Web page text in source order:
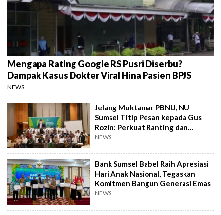
Mengapa Rating Google RS Pusri Diserbu?
Dampak Kasus Dokter Viral Hina Pasien BPJS
NEWS
Jelang Muktamar PBNU, NU
Sumsel Titip Pesan kepada Gus
Rozin: Perkuat Ranting dan
Pesantren
NEWS
Bank Sumsel Babel Raih Apresiasi
Hari Anak Nasional, Tegaskan
Komitmen Bangun Generasi Emas
NEWS